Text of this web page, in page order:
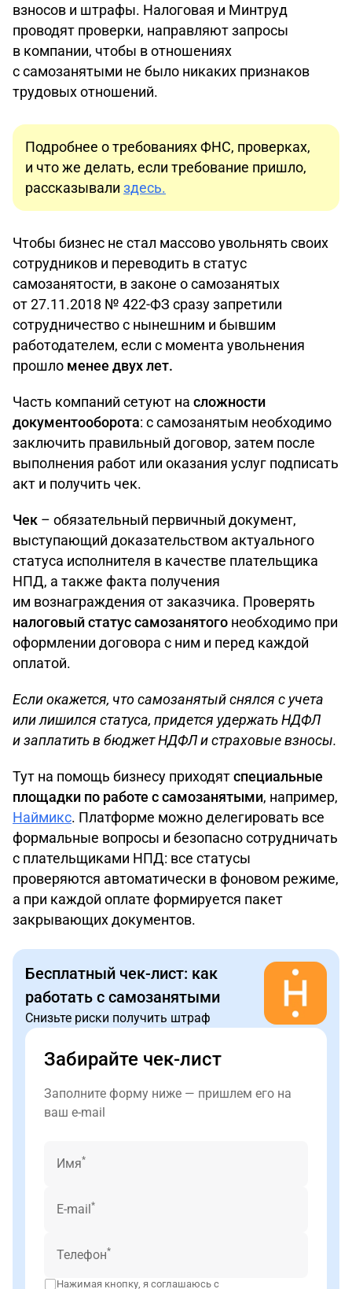
взносов и штрафы. Налоговая и Минтруд
проводят проверки, направляют запросы
в компании, чтобы в отношениях
с самозанятыми не было никаких признаков
трудовых отношений.
Подробнее о требованиях ФНС, проверках,
и что же делать, если требование пришло,
рассказывали здесь.
Чтобы бизнес не стал массово увольнять своих
сотрудников и переводить в статус
самозанятости, в законе о самозанятых
от 27.11.2018 № 422-ФЗ сразу запретили
сотрудничество с нынешним и бывшим
работодателем, если с момента увольнения
прошло менее двух лет.
Часть компаний сетуют на сложности
документооборота: с самозанятым необходимо
заключить правильный договор, затем после
выполнения работ или оказания услуг подписать
акт и получить чек.
Чек – обязательный первичный документ,
выступающий доказательством актуального
статуса исполнителя в качестве плательщика
НПД, а также факта получения
им вознаграждения от заказчика. Проверять
налоговый статус самозанятого необходимо при
оформлении договора с ним и перед каждой
оплатой.
Если окажется, что самозанятый снялся с учета
или лишился статуса, придется удержать НДФЛ
и заплатить в бюджет НДФЛ и страховые взносы.
Тут на помощь бизнесу приходятспециальные
площадки по работе с самозанятыми, например,
Наймикс. Платформе можно делегировать все
формальные вопросы и безопасно сотрудничать
с плательщиками НПД: все статусы
проверяются автоматически в фоновом режиме,
а при каждой оплате формируется пакет
закрывающих документов.
Бесплатный чек-лист: как
работать с самозанятыми
Снизьте риски получить штраф
Забирайте чек-лист
Заполните форму ниже — пришлем его на
ваш e-mail
Имя*
E-mail*
Телефон*
Нажимая кнопку, я соглашаюсь с